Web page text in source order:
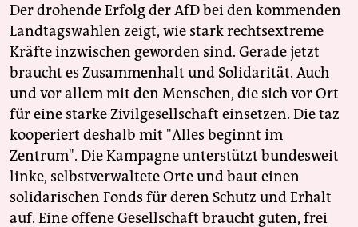
Der drohende Erfolg der AfD bei den kommenden
Landtagswahlen zeigt, wie stark rechtsextreme
Kräfte inzwischen geworden sind. Gerade jetzt
braucht es Zusammenhalt und Solidarität. Auch
und vor allem mit den Menschen, die sich vor Ort
für eine starke Zivilgesellschaft einsetzen. Die taz
kooperiert deshalb mit "Alles beginnt im
Zentrum". Die Kampagne unterstützt bundesweit
linke, selbstverwaltete Orte und baut einen
solidarischen Fonds für deren Schutz und Erhalt
auf. Eine offene Gesellschaft braucht guten, frei